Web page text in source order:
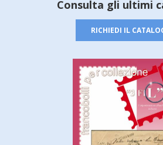
Consulta gli ultimi
RICHIEDI IL